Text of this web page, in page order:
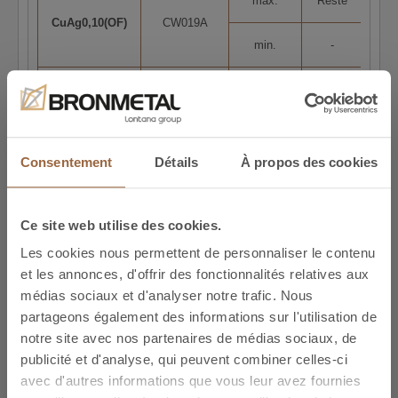
Consentement Détails À propos des cookies
Ce site web utilise des cookies.
Les cookies nous permettent de personnaliser le contenu
et les annonces, d'offrir des fonctionnalités relatives aux
médias sociaux et d'analyser notre trafic. Nous
partageons également des informations sur l'utilisation de
notre site avec nos partenaires de médias sociaux, de
publicité et d'analyse, qui peuvent combiner celles-ci
avec d'autres informations que vous leur avez fournies
CuAg0,10(OF) CW019A
min. -
Cu-PHC CW020A
99.95
min. -
Cu-DLP CW023A
max. 99.90
min. -
Cu-DHP CW024A
max. 99.90 a